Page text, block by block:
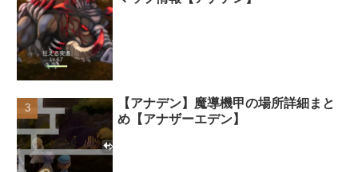
【アナデン】魔導機甲の場所詳細まと
め【アナザーエデン】